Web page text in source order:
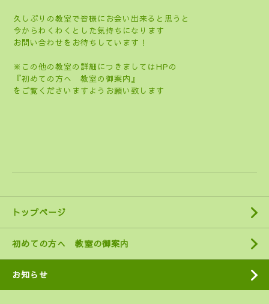
久しぶりの教室で皆様にお会い出来ると思うと
今からわくわくとした気持ちになります
お問い合わせをお待ちしています！
※この他の教室の詳細につきましてはHPの
『初めての方へ 教室の御案内』
をご覧くださいますようお願い致します
トップページ
初めての方へ 教室の御案内
お知らせ